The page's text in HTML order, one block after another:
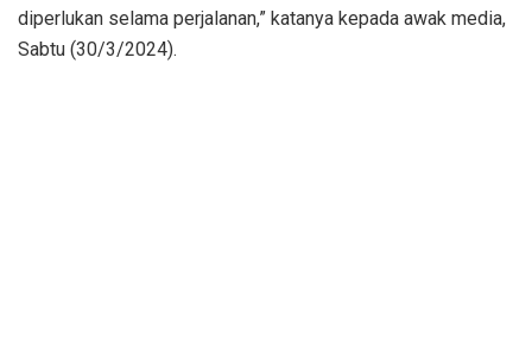
diperlukan selama perjalanan,” katanya kepada awak media,
Sabtu (30/3/2024).